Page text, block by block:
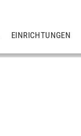
EINRICHTUNGEN